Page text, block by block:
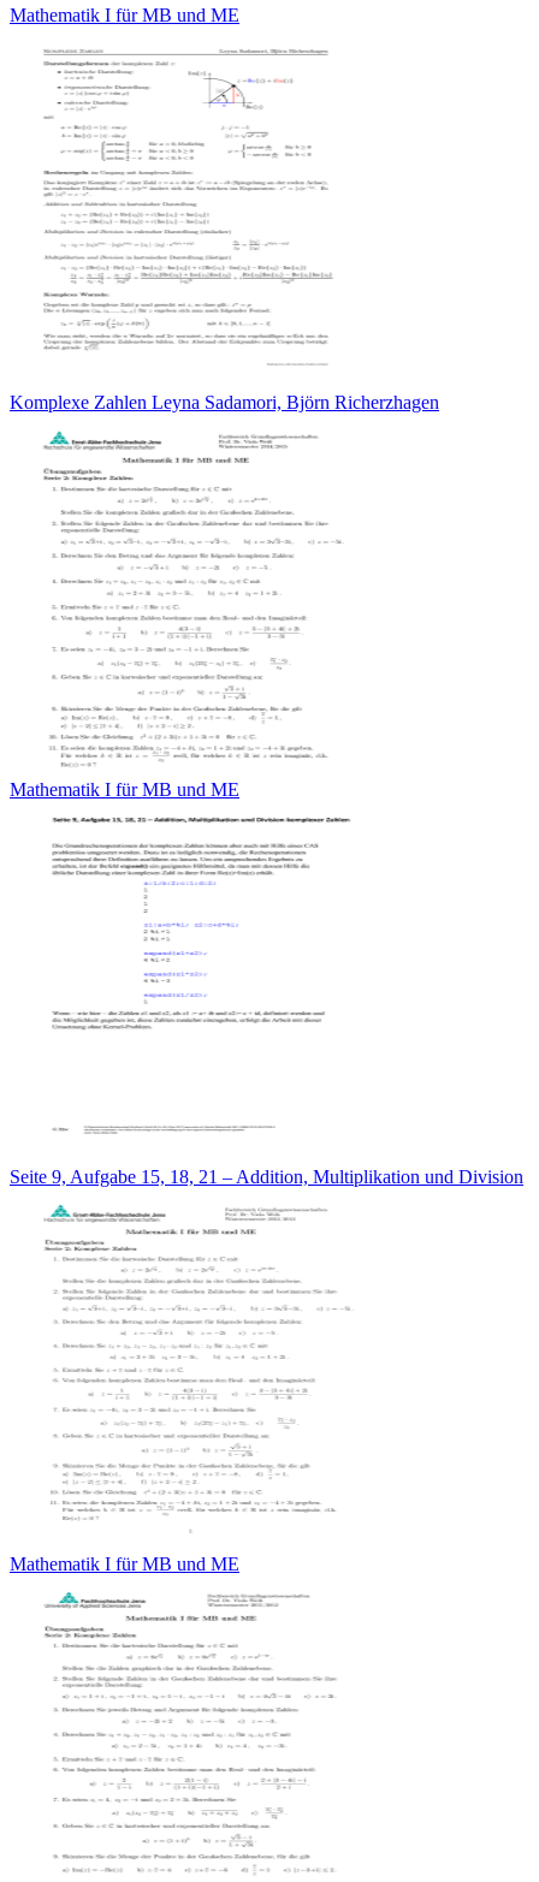
Mathematik I für MB und ME
Komplexe Zahlen Leyna Sadamori, Björn Richerzhagen
Mathematik I für MB und ME
Seite 9, Aufgabe 15, 18, 21 – Addition, Multiplikation und Division
Mathematik I für MB und ME